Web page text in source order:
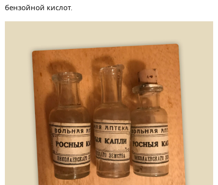
бензойной кислот.